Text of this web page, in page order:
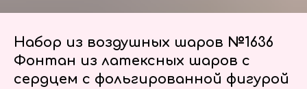
Набор из воздушных шаров №1636
Фонтан из латексных шаров с
сердцем с фольгированной фигурой